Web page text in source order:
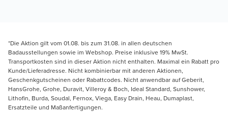
*Die Aktion gilt vom 01.08. bis zum 31.08. in allen deutschen
Badausstellungen sowie im Webshop. Preise inklusive 19% MwSt.
Transportkosten sind in dieser Aktion nicht enthalten. Maximal ein Rabatt pro
Kunde/Lieferadresse. Nicht kombinierbar mit anderen Aktionen,
Geschenkgutscheinen oder Rabattcodes. Nicht anwendbar auf Geberit,
HansGrohe, Grohe, Duravit, Villeroy & Boch, Ideal Standard, Sunshower,
Lithofin, Burda, Soudal, Fernox, Viega, Easy Drain, Heau, Dumaplast,
Ersatzteile und Maßanfertigungen.